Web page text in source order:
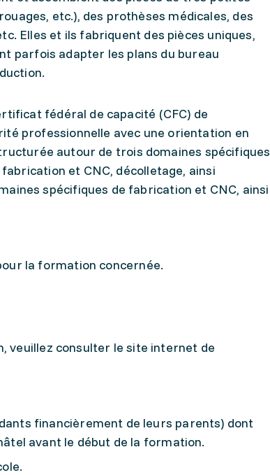
etc.), des prothèses médicales, des
Elles et ils fabriquent des pièces uniques,
parfois adapter les plans du bureau
fédéral de capacité (CFC) de
professionnelle avec une orientation en
autour de trois domaines spécifiques
et CNC, décolletage, ainsi
spécifiques de fabrication et CNC, ainsi
la formation concernée.
veuillez consulter le site internet de
financièrement de leurs parents) dont
avant le début de la formation.